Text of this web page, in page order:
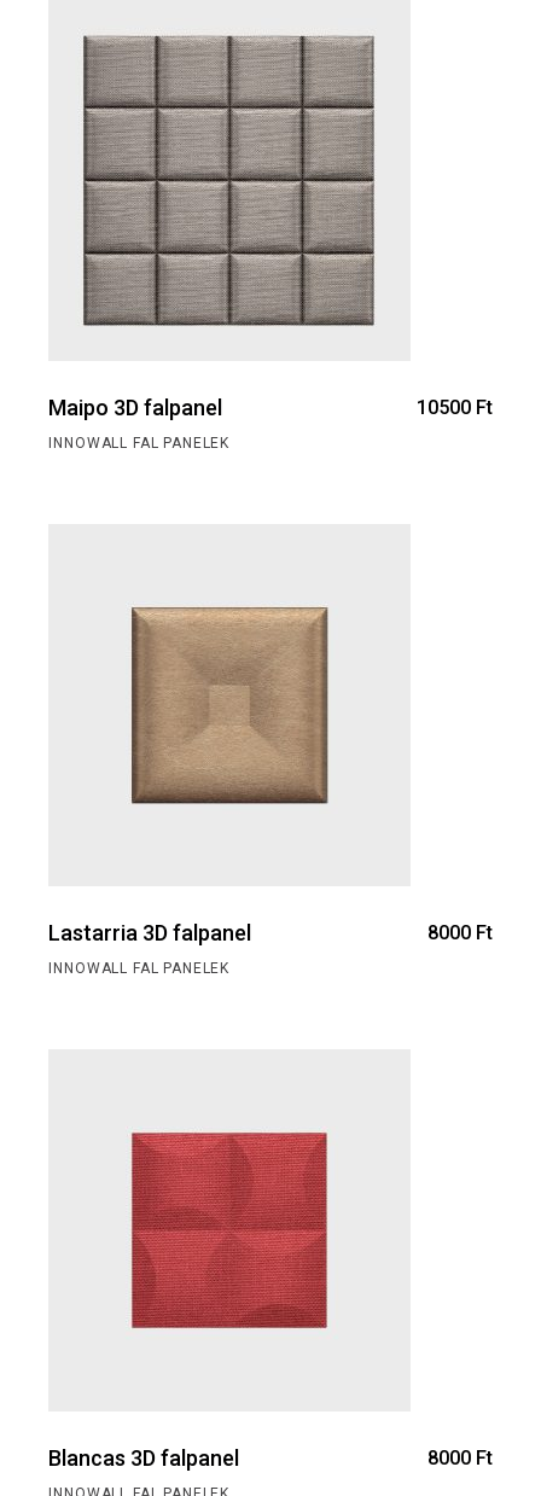
Maipo 3D falpanel 10500 Ft
INNOWALL FAL PANELEK
Lastarria 3D falpanel 8000 Ft
INNOWALL FAL PANELEK
Blancas 3D falpanel 8000 Ft